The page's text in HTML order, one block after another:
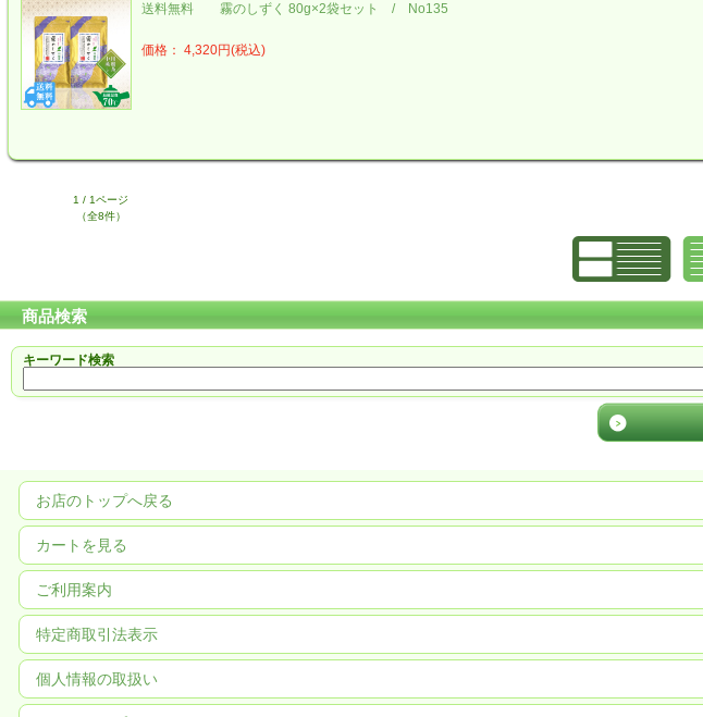
送料無料 霧のしずく 80g×2袋セット / No135
価格： 4,320円(税込)
1 / 1ページ
（全8件）
商品検索
キーワード検索
お店のトップへ戻る
カートを見る
ご利用案内
特定商取引法表示
個人情報の取扱い